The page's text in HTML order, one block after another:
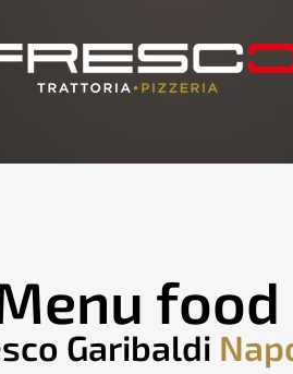
food
Garibaldi